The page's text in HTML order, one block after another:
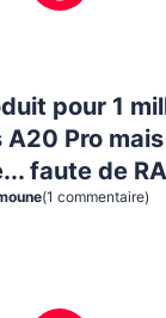
pour 1
Pro
faute de
(1 commentaire)